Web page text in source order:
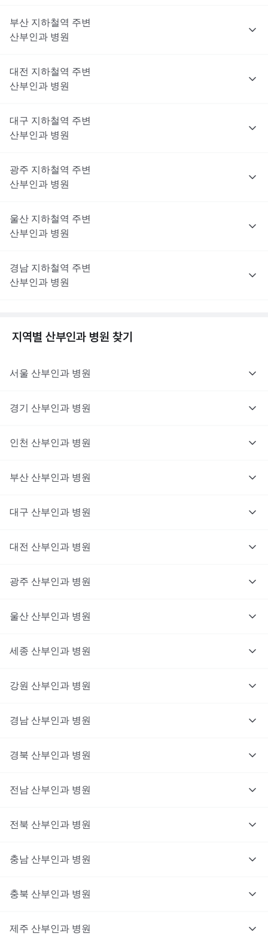
부산 지하철역 주변
산부인과 병원
대전 지하철역 주변
산부인과 병원
대구 지하철역 주변
산부인과 병원
광주 지하철역 주변
산부인과 병원
울산 지하철역 주변
산부인과 병원
경남 지하철역 주변
산부인과 병원
지역별 산부인과 병원 찾기
서울 산부인과 병원
경기 산부인과 병원
인천 산부인과 병원
부산 산부인과 병원
대구 산부인과 병원
대전 산부인과 병원
광주 산부인과 병원
울산 산부인과 병원
세종 산부인과 병원
강원 산부인과 병원
경남 산부인과 병원
경북 산부인과 병원
전남 산부인과 병원
전북 산부인과 병원
충남 산부인과 병원
충북 산부인과 병원
제주 산부인과 병원
대기없이 진료를 받고 싶으신가요?